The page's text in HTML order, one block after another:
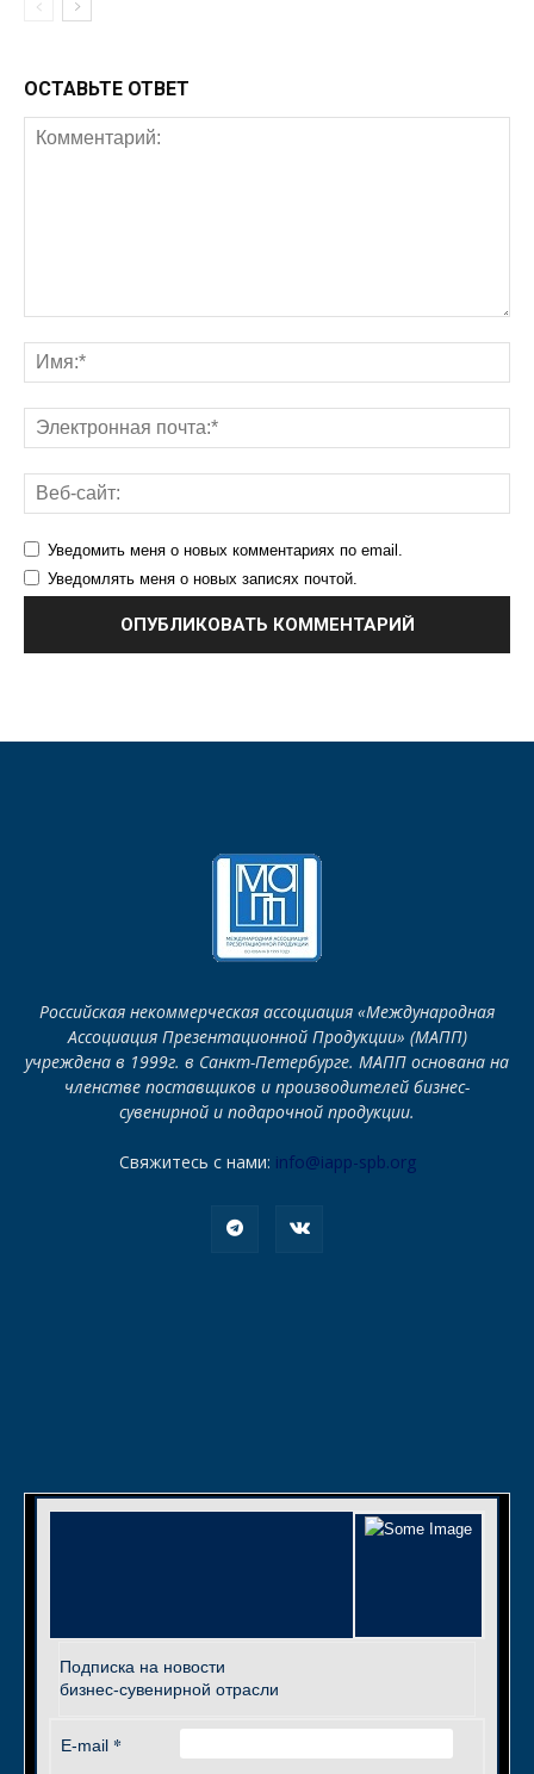
ОСТАВЬТЕ ОТВЕТ
Уведомить меня о новых комментариях по email.
Уведомлять меня о новых записях почтой.
Российская некоммерческая ассоциация «Международная
Ассоциация Презентационной Продукции» (МАПП)
учреждена в 1999г. в Санкт-Петербурге. МАПП основана на
членстве поставщиков и производителей бизнес-
сувенирной и подарочной продукции.
Свяжитесь с нами: info@iapp-spb.org
Подписка на новости
бизнес-сувенирной отрасли
E-mail *